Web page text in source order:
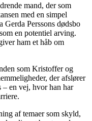
mand, der som
med en simpel
Gerda Perssons dødsbo
en potentiel arving.
ham et håb om
som Kristoffer og
der afslører
– en vej, hvor han har
af temaer som skyld,